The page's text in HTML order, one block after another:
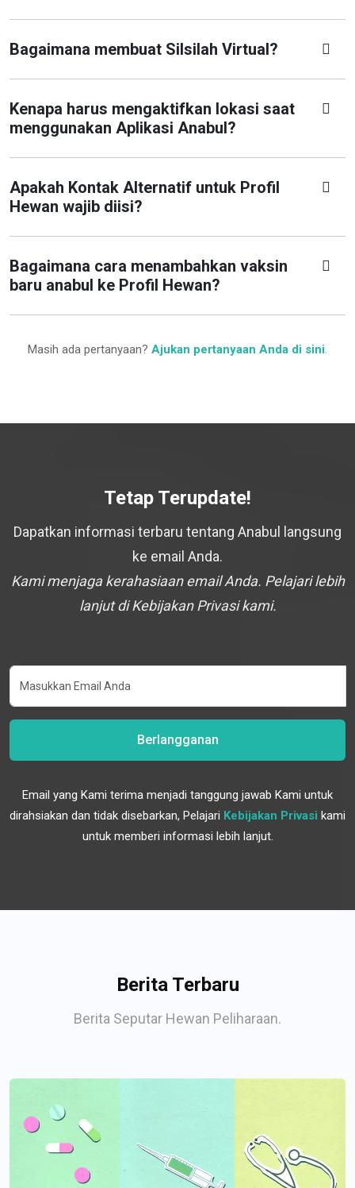
Bagaimana membuat Silsilah Virtual?
Kenapa harus mengaktifkan lokasi saat
menggunakan Aplikasi Anabul?
Apakah Kontak Alternatif untuk Profil
Hewan wajib diisi?
Bagaimana cara menambahkan vaksin
baru anabul ke Profil Hewan?
Masih ada pertanyaan? Ajukan pertanyaan Anda di sini.
Tetap Terupdate!
Dapatkan informasi terbaru tentang Anabul langsung
ke email Anda.
Kami menjaga kerahasiaan email Anda. Pelajari lebih
lanjut di Kebijakan Privasi kami.
Berlangganan
Email yang Kami terima menjadi tanggung jawab Kami untuk
dirahsiakan dan tidak disebarkan, Pelajari Kebijakan Privasi kami
untuk memberi informasi lebih lanjut.
Berita Terbaru
Berita Seputar Hewan Peliharaan.